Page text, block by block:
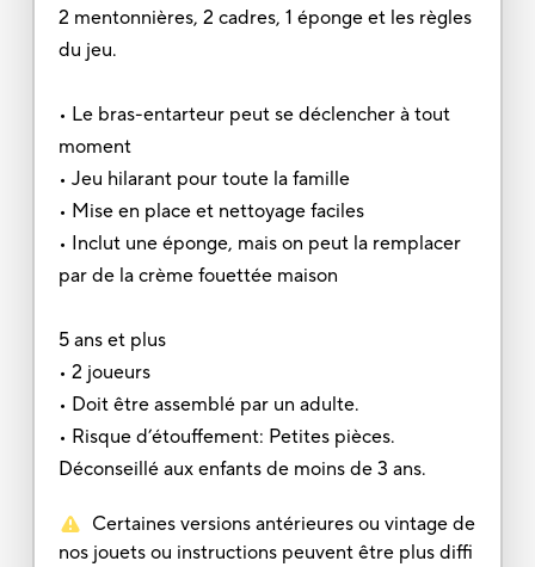
2 mentonnières, 2 cadres, 1 éponge et les règles
du jeu.
• Le bras-entarteur peut se déclencher à tout
moment
• Jeu hilarant pour toute la famille
• Mise en place et nettoyage faciles
• Inclut une éponge, mais on peut la remplacer
par de la crème fouettée maison
5 ans et plus
• 2 joueurs
• Doit être assemblé par un adulte.
• Risque d’étouffement: Petites pièces.
Déconseillé aux enfants de moins de 3 ans.
Certaines versions antérieures ou vintage de
nos jouets ou instructions peuvent être plus diffi